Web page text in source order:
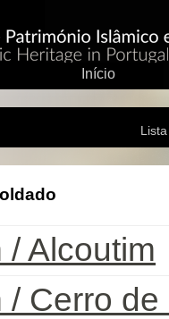
Início
Alcoutim
/ Cerro